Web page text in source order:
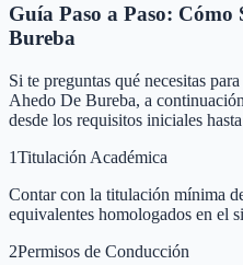
Guía Paso a Paso: Cómo
Bureba
Si te preguntas qué necesitas
Ahedo De Bureba, a
desde los requisitos iniciales
1Titulación Académica
Contar con la titulación mínima
equivalentes homologados en el
2Permisos de Conducción